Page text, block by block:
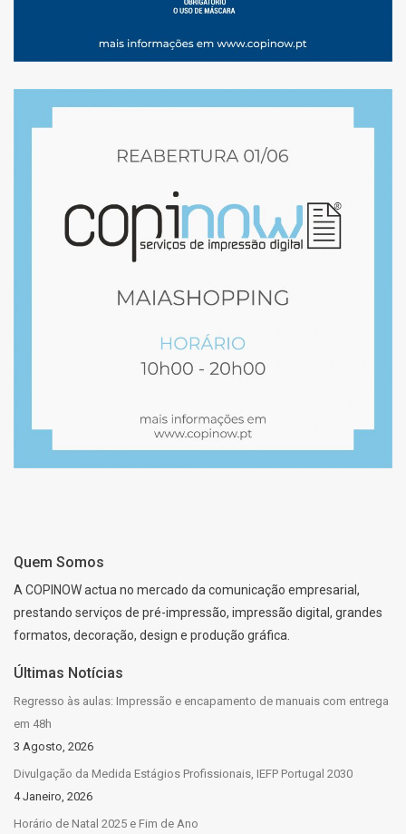
REABRIMOS DIA 1 DE
JUNHO NO
DOIS NOVOS SERVIÇOS.
Quem Somos
A COPINOW actua no mercado da comunicação empresarial,
prestando serviços de pré-impressão, impressão digital, grandes
formatos, decoração, design e produção gráfica.
Últimas Notícias
Regresso às aulas: Impressão e encapamento de manuais com entrega
em 48h
3 Agosto, 2026
Divulgação da Medida Estágios Profissionais, IEFP Portugal 2030
4 Janeiro, 2026
Horário de Natal 2025 e Fim de Ano